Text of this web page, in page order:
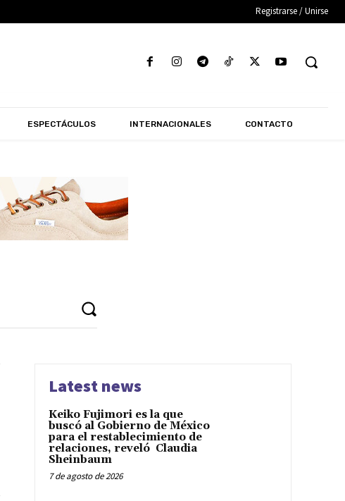
Registrarse / Unirse
ESPECTÁCULOS INTERNACIONALES CONTACTO
Latest news
Keiko Fujimori es la que
buscó al Gobierno de México
para el restablecimiento de
relaciones, reveló Claudia
Sheinbaum
7 de agosto de 2026